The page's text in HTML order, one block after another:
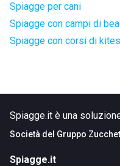
Spiagge per cani
Spiagge con campi di
Spiagge con corsi di
Spiagge.it è una
Società del Gruppo
Spiagge.it